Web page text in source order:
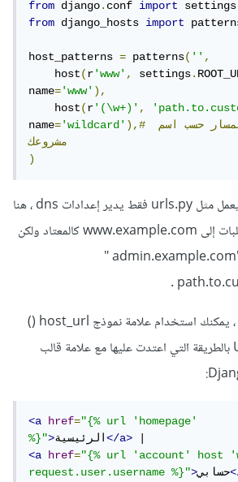
from django.conf import
from django_hosts import
host_patterns = patterns('',
    host
(r'www', settings.
name='www'),
    host
(r'(\w+)',
name='wildcard'),# حسب
اسم
مشروعك
)
ملف hosts.py يعمل مثل urls.py فقط يدير إعدادات dns ، هنا
، سيتم توجيه الطلبات إلى www.example.com كالمعتاد ولكن
يتم توجيه طلب "admin.example.com "
في templates ، يمكنك استخدام علامة نموذج host_url ()
لعكس عنوان URL بالطريقة التي اعتدت عليها مع علامة قالب
<a href="{% url 'homepage'
%}">الرئيسية</a>
<a
href="{% url 'account' host
request.user.username %}">حسابي